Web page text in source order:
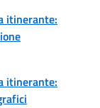
itinerante:
itinerante: